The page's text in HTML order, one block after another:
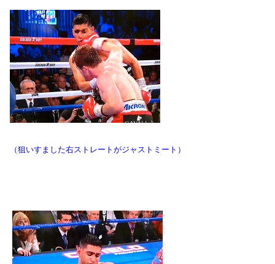
（狙いすました右ストレートがジャストミート）